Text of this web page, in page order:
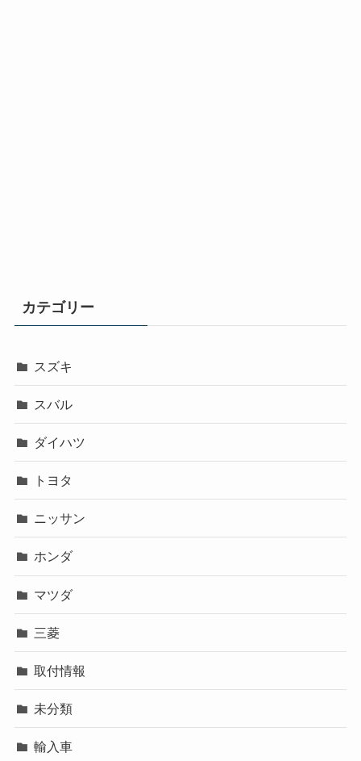
カテゴリー
スズキ
スバル
ダイハツ
トヨタ
ニッサン
ホンダ
マツダ
三菱
取付情報
未分類
輸入車